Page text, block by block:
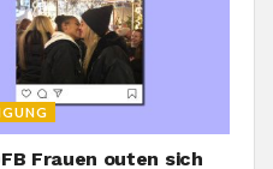
Frauen outen sich